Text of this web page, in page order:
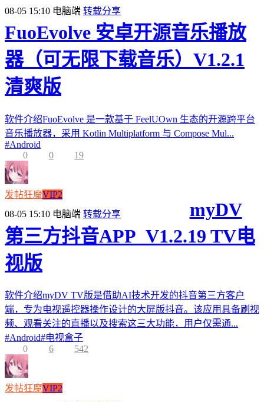
08-05 15:10 电脑端 转载分享
FuoEvolve 安卓开源音乐播放
器（可无限下载音乐）V1.2.1
清爽版
软件介绍FuoEvolve 是一款基于 FeelUOwn 生态的开源跨平台
音乐播放器，采用 Kotlin Multiplatform 与 Compose Mul...
#Android
0
0 19
发帖狂魔VIP2
08-05 15:10 电脑端 转载分享
myDV
第三方抖音APP_V1.2.19 TV电
视版
软件介绍myDV TV版是借助AI技术开发的抖音第三方客户
端，专为电视遥控器操作设计的大屏版抖音。该应用具备刷视
频、观看关注的直播以及搜索这三大功能，用户仅需通...
#Android#电视盒子
0
6 542
发帖狂魔VIP2